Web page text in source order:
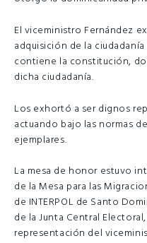
El viceministro Fernández
adquisición de la
contiene la constitución,
dicha ciudadanía.
Los exhortó a ser dignos
actuando bajo las normas
ejemplares.
La mesa de honor estuvo
de la Mesa para las
de INTERPOL de Santo
de la Junta Central
representación del